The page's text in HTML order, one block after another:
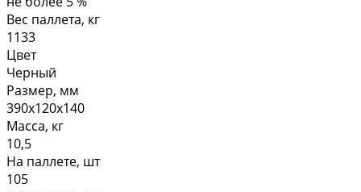
Вес паллета, кг
1133
Цвет
Черный
Размер, мм
390х120х140
Масса, кг
10,5
На паллете, шт
105